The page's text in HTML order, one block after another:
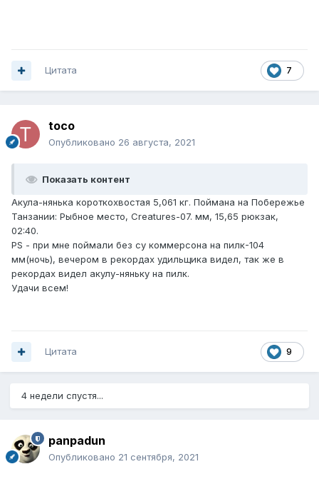
7
Цитата
toco
Опубликовано 26 августа, 2021
Показать контент
Акула-нянька короткохвостая 5,061 кг. Поймана на Побережье
Танзании: Рыбное место, Creatures-07. мм, 15,65 рюкзак,
02:40.
PS - при мне поймали без су коммерсона на пилк-104
мм(ночь), вечером в рекордах удильщика видел, так же в
рекордах видел акулу-няньку на пилк.
Удачи всем!
9
Цитата
4 недели спустя...
panpadun
Опубликовано 21 сентября, 2021